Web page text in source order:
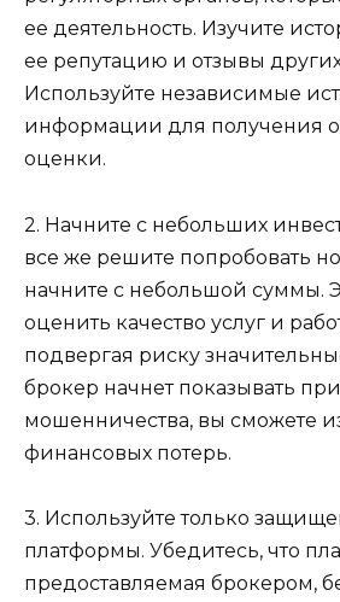
ее деятельность. Изучите
ее репутацию и отзывы
Используйте независимые
информации для получения
оценки.
2. Начните с небольших
все же решите попробовать
начните с небольшой суммы.
оценить качество услуг и
подвергая риску
брокер начнет показывать
мошенничества, вы сможете
финансовых потерь.
3. Используйте только
платформы. Убедитесь, что
предоставляемая брокером,